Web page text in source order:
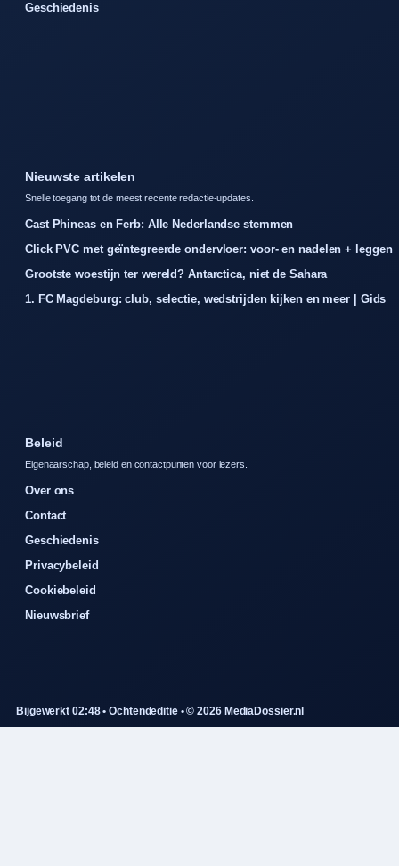
Geschiedenis
Nieuwste artikelen
Snelle toegang tot de meest recente redactie-updates.
Cast Phineas en Ferb: Alle Nederlandse stemmen
Click PVC met geïntegreerde ondervloer: voor- en nadelen + leggen
Grootste woestijn ter wereld? Antarctica, niet de Sahara
1. FC Magdeburg: club, selectie, wedstrijden kijken en meer | Gids
Beleid
Eigenaarschap, beleid en contactpunten voor lezers.
Over ons
Contact
Geschiedenis
Privacybeleid
Cookiebeleid
Nieuwsbrief
Bijgewerkt 02:48 • Ochtendeditie • © 2026 MediaDossier.nl